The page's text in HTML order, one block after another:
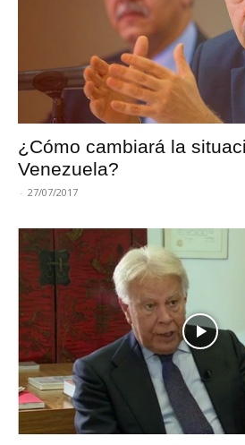
¿Cómo cambiará la
Venezuela?
- 27/07/2017